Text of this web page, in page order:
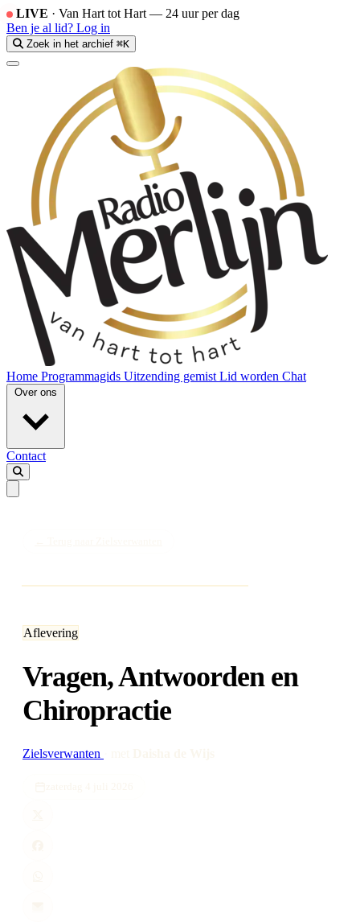
LIVE · Van Hart tot Hart — 24 uur per dag
Ben je al lid? Log in
Zoek in het archief ⌘K
Home Programmagids Uitzending gemist Lid worden Chat
Over ons
Contact
Aflevering
Vragen, Antwoorden en
Chiropractie
Zielsverwanten